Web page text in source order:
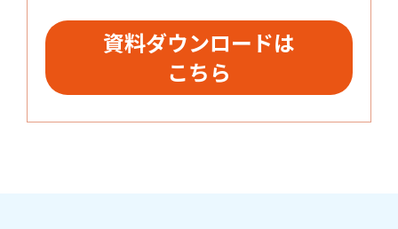
資料ダウンロードは
こちら